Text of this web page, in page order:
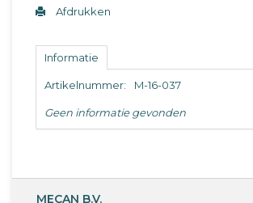
Afdrukken
Informatie
Artikelnummer: M-16-037
Geen informatie gevonden
MECAN B.V.